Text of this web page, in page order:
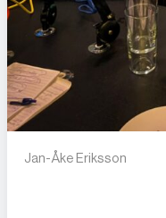
Jan-Åke Eriksson